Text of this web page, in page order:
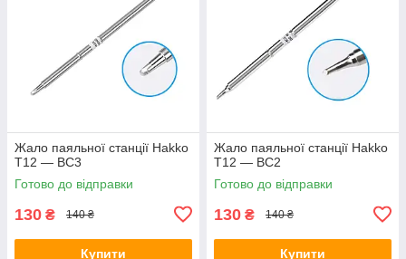
Жало паяльної станції Hakko
T12 — BC3
Готово до відправки
130 ₴ 140 ₴
Купити
Жало паяльної станції Hakko
T12 — BC2
Готово до відправки
130 ₴ 140 ₴
Купити